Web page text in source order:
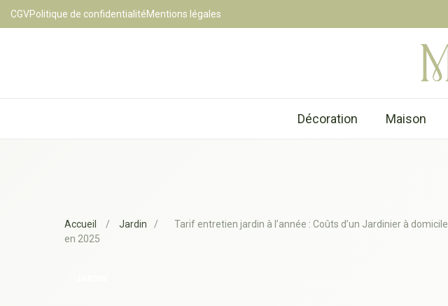
CGVPolitique de confidentialitéMentions légales
Décoration Maison
Accueil / Jardin /
Tarif entretien jardin à l’année : Coûts d’un Jardinier à domicile
en 2025